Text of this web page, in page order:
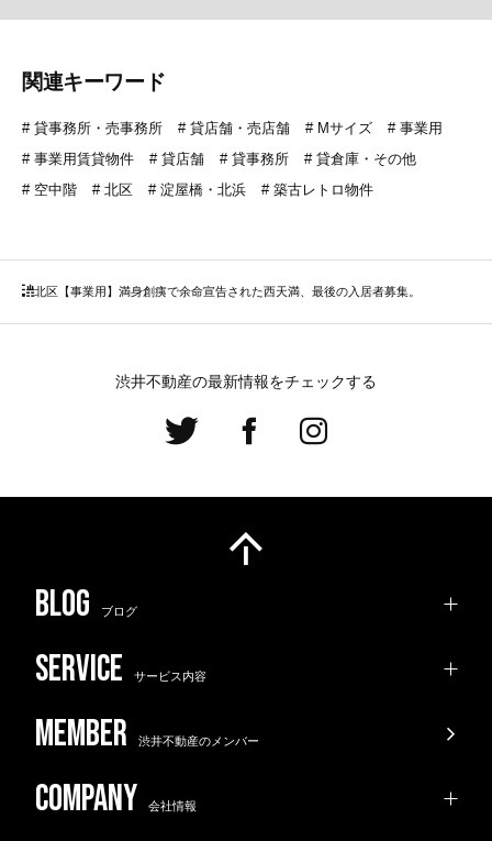
関連キーワード
貸事務所・売事務所 貸店舗・売店舗 Mサイズ
事業用
事業用賃貸物件
貸店舗 貸事務所
貸倉庫・その他
空中階
北区 淀屋橋・北浜 築古レトロ物件
【事業用】満身創痍で余命宣告された西天満、最後の入居者募集。
北区
渋井不動産の最新情報をチェックする
ブログ
サービス内容
渋井不動産のメンバー
会社情報